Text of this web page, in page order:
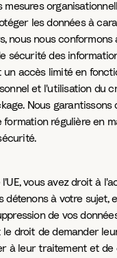
mesures
les données à
nous nous conformons
sécurité des
accès limité en
et l'utilisation du
Nous garantissons
formation régulière en
vous avez droit à
détenons à votre sujet,
de vos
le droit de demander
à leur traitement et de